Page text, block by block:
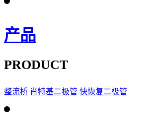
产品
PRODUCT
整流桥 肖特基二极管 快恢复二极管